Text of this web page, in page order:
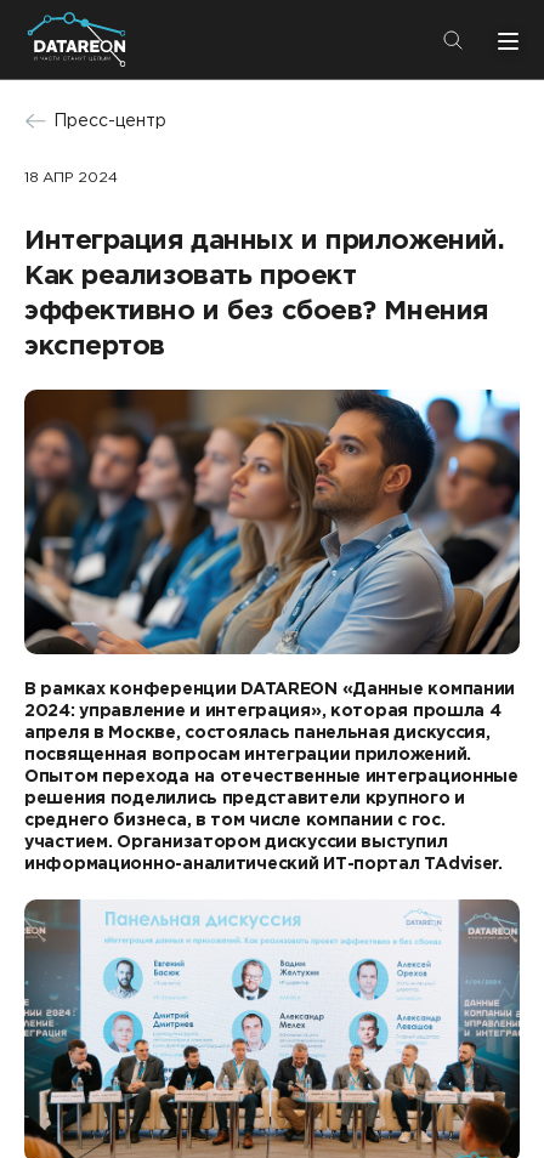
+7 (495) 280-08-01
Услуги
Решения
Пресс-центр
Импортозамещение
Компания
О компании
Карьера
Контакты
Клиенты и проекты
Решения
DATAREON Platform
DATAREON ESB
Пресс-центр
Новости
Анонсы мероприятий
СМИ о нас
Услуги
знаниям
Учебные курсы DATAREON
Техническая поддержка
Сертификация
Старт с Вендором
Партнерство с DATAREON
Партнеры DATAREON
Центр экспертизы
Статьи
Документация
Книги DATAREON
Вебинары
Пресс-центр
18 АПР 2024
Интеграция данных и приложений.
Как реализовать проект
эффективно и без сбоев? Мнения
экспертов
В рамках конференции DATAREON «Данные компании
2024: управление и интеграция», которая прошла 4
апреля в Москве, состоялась панельная дискуссия,
посвященная вопросам интеграции приложений.
Опытом перехода на отечественные интеграционные
решения поделились представители крупного и
среднего бизнеса, в том числе компании с гос.
участием. Организатором дискуссии выступил
информационно-аналитический ИТ-портал TAdviser.